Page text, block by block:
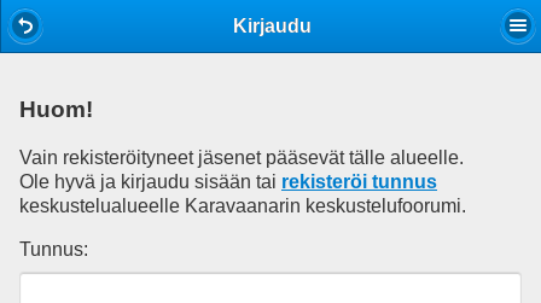
Kirjaudu
Huom!
Vain rekisteröityneet jäsenet pääsevät tälle alueelle.
Ole hyvä ja kirjaudu sisään tai rekisteröi tunnus
keskustelualueelle Karavaanarin keskustelufoorumi.
Tunnus: